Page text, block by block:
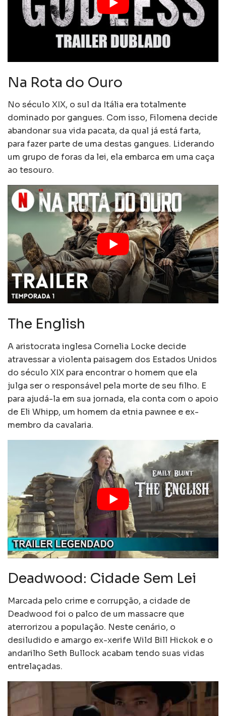
Na Rota do Ouro
No século XIX, o sul da Itália era totalmente
dominado por gangues. Com isso, Filomena decide
abandonar sua vida pacata, da qual já está farta,
para fazer parte de uma destas gangues. Liderando
um grupo de foras da lei, ela embarca em uma caça
ao tesouro.
The English
A aristocrata inglesa Cornelia Locke decide
atravessar a violenta paisagem dos Estados Unidos
do século XIX para encontrar o homem que ela
julga ser o responsável pela morte de seu filho. E
para ajudá-la em sua jornada, ela conta com o apoio
de Eli Whipp, um homem da etnia pawnee e ex-
membro da cavalaria.
Deadwood: Cidade Sem Lei
Marcada pelo crime e corrupção, a cidade de
Deadwood foi o palco de um massacre que
aterrorizou a população. Neste cenário, o
desiludido e amargo ex-xerife Wild Bill Hickok e o
andarilho Seth Bullock acabam tendo suas vidas
entrelaçadas.